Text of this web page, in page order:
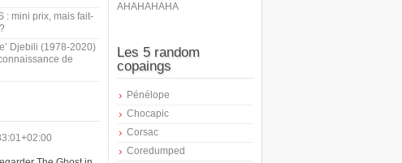
: mini prix, mais fait-
Djebili (1978-2020)
de
AHAHAHAHA
Les 5 random
copaings
Pénélope
Chocapic
Corsac
Coredumped